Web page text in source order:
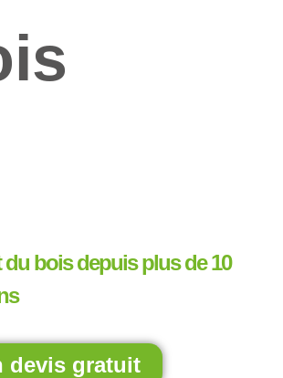
du bois depuis plus de 10
devis gratuit